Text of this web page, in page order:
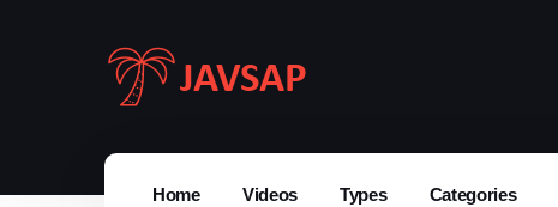
Home Videos Types Categories